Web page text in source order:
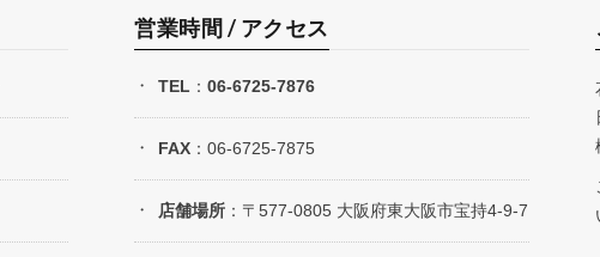
営業時間 / アクセス
TEL ： 06-6725-7876
FAX ：06-6725-7875
店舗場所 ：〒577-0805 大阪府東大阪市宝持4-9-7